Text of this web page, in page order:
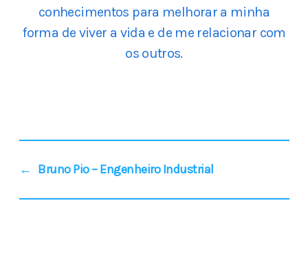
conhecimentos para melhorar a minha
forma de viver a vida e de me relacionar com
os outros.
← Bruno Pio – Engenheiro Industrial